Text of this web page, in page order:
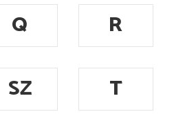
Q
R
SZ
T